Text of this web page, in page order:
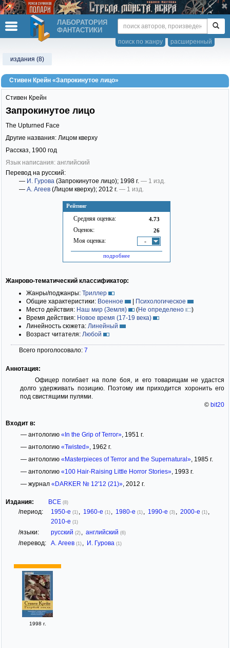
ЛАБОРАТОРИЯ
ФАНТАСТИКИ
расширенный
поиск по жанру
издания (8)
Стивен Крейн «Запрокинутое лицо»
Рейтинг
Средняя оценка: 4.73
Оценок: 26
Моя оценка: -
подробнее
Стивен Крейн
Запрокинутое лицо
The Upturned Face
Другие названия: Лицом кверху
Рассказ, 1900 год
Язык написания: английский
Перевод на русский:
— И. Гурова (Запрокинутое лицо); 1998 г. — 1 изд.
— А. Агеев (Лицом кверху); 2012 г. — 1 изд.
Жанрово-тематический классификатор:
Жанры/поджанры: Триллер
Общие характеристики: Военное | Психологическое
Место действия: Наш мир (Земля) (Не определено
)
Время действия: Новое время (17-19 века)
Линейность сюжета: Линейный
Возраст читателя: Любой
Всего проголосовало: 7
Аннотация:
Офицер погибает на поле боя, и его товарищам не удастся
долго удерживать позицию. Поэтому им приходится хоронить его
под свистящими пулями.
© bit20
Входит в:
— антологию «In the Grip of Terror», 1951 г.
— антологию «Twisted», 1962 г.
— антологию «Masterpieces of Terror and the Supernatural», 1985 г.
— антологию «100 Hair-Raising Little Horror Stories», 1993 г.
— журнал «DARKER № 12'12 (21)», 2012 г.
Издания: ВСЕ (8)
/период: 1950-е (1) 1960-е (1) 1980-е (1) 1990-е (3) 2000-е (1)
2010-е (1)
/языки: русский (2) английский (6)
/перевод: А. Агеев (1) И. Гурова (1)
1998 г.